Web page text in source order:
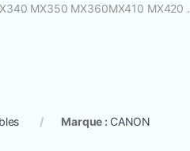
MX350 MX360MX410 MX420 .
Marque : CANON